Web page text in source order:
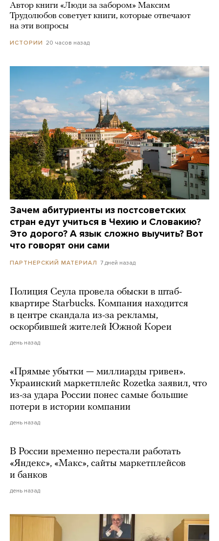
Автор книги «Люди за забором» Максим
Трудолюбов советует книги, которые отвечают
на эти вопросы
ИСТОРИИ 20 часов назад
Зачем абитуриенты из постсоветских
стран едут учиться в Чехию и Словакию?
Это дорого? А язык сложно выучить? Вот
что говорят они сами
ПАРТНЕРСКИЙ МАТЕРИАЛ 7 дней назад
Полиция Сеула провела обыски в штаб-
квартире Starbucks. Компания находится
в центре скандала из-за рекламы,
оскорбившей жителей Южной Кореи
день назад
«Прямые убытки — миллиарды гривен».
Украинский маркетплейс Rozetka заявил, что
из-за удара России понес самые большие
потери в истории компании
день назад
В России временно перестали работать
«Яндекс», «Макс», сайты маркетплейсов
и банков
день назад